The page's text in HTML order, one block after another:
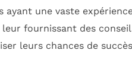
ayant une vaste
fournissant des
leurs chances de